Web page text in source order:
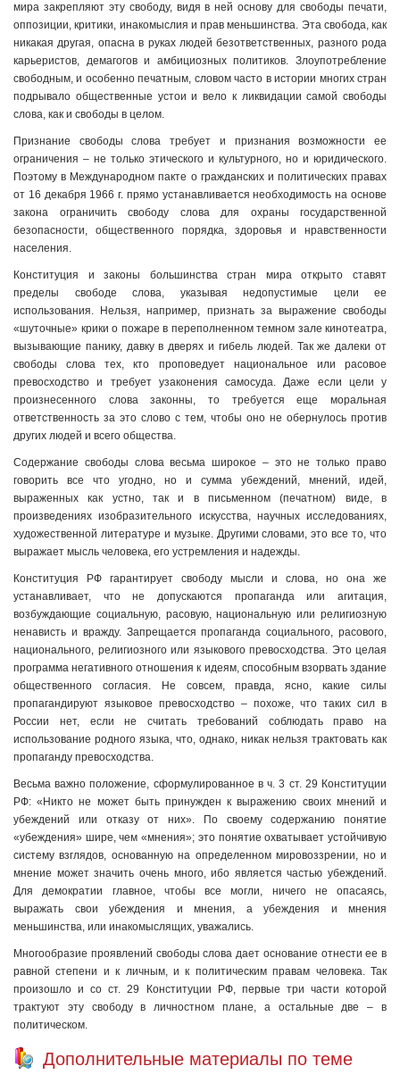
мира закрепляют эту свободу, видя в ней основу для свободы печати,
оппозиции, критики, инакомыслия и прав меньшинства. Эта свобода, как
никакая другая, опасна в руках людей безответственных, разного рода
карьеристов, демагогов и амбициозных политиков. Злоупотребление
свободным, и особенно печатным, словом часто в истории многих стран
подрывало общественные устои и вело к ликвидации самой свободы
слова, как и свободы в целом.
Признание свободы слова требует и признания возможности ее
ограничения – не только этического и культурного, но и юридического.
Поэтому в Международном пакте о гражданских и политических правах
от 16 декабря 1966 г. прямо устанавливается необходимость на основе
закона ограничить свободу слова для охраны государственной
безопасности, общественного порядка, здоровья и нравственности
населения.
Конституция и законы большинства стран мира открыто ставят
пределы свободе слова, указывая недопустимые цели ее
использования. Нельзя, например, признать за выражение свободы
«шуточные» крики о пожаре в переполненном темном зале кинотеатра,
вызывающие панику, давку в дверях и гибель людей. Так же далеки от
свободы слова тех, кто проповедует национальное или расовое
превосходство и требует узаконения самосуда. Даже если цели у
произнесенного слова законны, то требуется еще моральная
ответственность за это слово с тем, чтобы оно не обернулось против
других людей и всего общества.
Содержание свободы слова весьма широкое – это не только право
говорить все что угодно, но и сумма убеждений, мнений, идей,
выраженных как устно, так и в письменном (печатном) виде, в
произведениях изобразительного искусства, научных исследованиях,
художественной литературе и музыке. Другими словами, это все то, что
выражает мысль человека, его устремления и надежды.
Конституция РФ гарантирует свободу мысли и слова, но она же
устанавливает, что не допускаются пропаганда или агитация,
возбуждающие социальную, расовую, национальную или религиозную
ненависть и вражду. Запрещается пропаганда социального, расового,
национального, религиозного или языкового превосходства. Это целая
программа негативного отношения к идеям, способным взорвать здание
общественного согласия. Не совсем, правда, ясно, какие силы
пропагандируют языковое превосходство – похоже, что таких сил в
России нет, если не считать требований соблюдать право на
использование родного языка, что, однако, никак нельзя трактовать как
пропаганду превосходства.
Весьма важно положение, сформулированное в ч. 3 ст. 29 Конституции
РФ: «Никто не может быть принужден к выражению своих мнений и
убеждений или отказу от них». По своему содержанию понятие
«убеждения» шире, чем «мнения»; это понятие охватывает устойчивую
систему взглядов, основанную на определенном мировоззрении, но и
мнение может значить очень много, ибо является частью убеждений.
Для демократии главное, чтобы все могли, ничего не опасаясь,
выражать свои убеждения и мнения, а убеждения и мнения
меньшинства, или инакомыслящих, уважались.
Многообразие проявлений свободы слова дает основание отнести ее в
равной степени и к личным, и к политическим правам человека. Так
произошло и со ст. 29 Конституции РФ, первые три части которой
трактуют эту свободу в личностном плане, а остальные две – в
политическом.
Дополнительные материалы по теме